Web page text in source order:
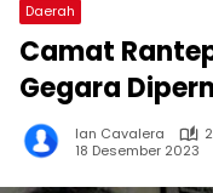
Daerah
Camat
Gegara
Ian Cavalera
18 Desember 2023